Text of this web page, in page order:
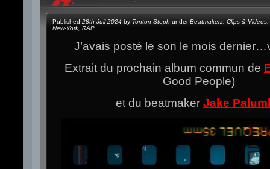
Published 28th Juil 2024 by Tonton Steph underBeatmakerz Clips & Videos
New-York RAP
J’avais posté le son le mois
Extrait du prochain album commun de
Good People)
et du beatmaker Jake